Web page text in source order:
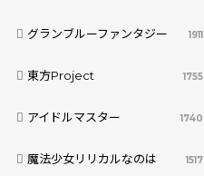
グランブルーファンタジー 1911
東方Project 1755
アイドルマスター 1740
魔法少女リリカルなのは 1517